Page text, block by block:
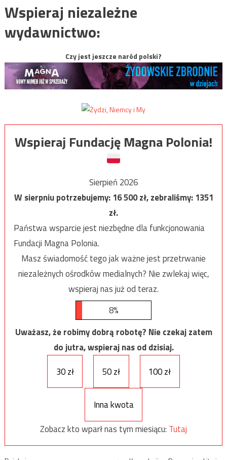
Wspieraj niezależne
wydawnictwo:
Czy jest jeszcze naród polski?
Wspieraj Fundację Magna Polonia!
Sierpień 2026
W sierpniu potrzebujemy:16 500zł, zebraliśmy:1351
zł.
Państwa wsparcie jest niezbędne dla funkcjonowania
Fundacji Magna Polonia.
Masz świadomość tego jak ważne jest przetrwanie
niezależnych ośrodków medialnych? Nie zwlekaj więc,
wspieraj nas już od teraz.
8%
Uważasz, że robimy dobrą robotę? Nie czekaj zatem
do jutra, wspieraj nas od dzisiaj.
30 zł
50 zł 100 zł
Inna kwota
Zobacz kto wparł nas tym miesiącu: Tutaj